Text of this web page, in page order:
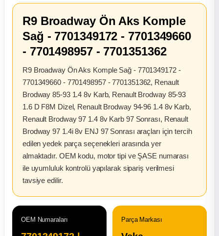
Parça
Parça
R9 Broadway Ön Aks Komple
Sağ - 7701349172 - 7701349660
- 7701498957 - 7701351362
R9 Broadway Ön Aks Komple Sağ - 7701349172 -
7701349660 - 7701498957 - 7701351362, Renault
Brodway 85-93 1.4 8v Karb, Renault Brodway 85-93
1.6 D F8M Dizel, Renault Brodway 94-96 1.4 8v Karb,
Renault Brodway 97 1.4 8v Karb 97 Sonrası, Renault
Brodway 97 1.4i 8v ENJ 97 Sonrası araçları için tercih
edilen yedek parça seçenekleri arasında yer
almaktadır. OEM kodu, motor tipi ve ŞASE numarası
ile uyumluluk kontrolü yapılarak sipariş verilmesi
tavsiye edilir.
OEM Numaraları Parça Markası